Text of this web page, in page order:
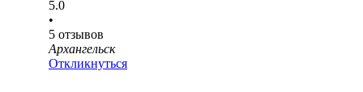
5.0
•
5 отзывов
Архангельск
Откликнуться